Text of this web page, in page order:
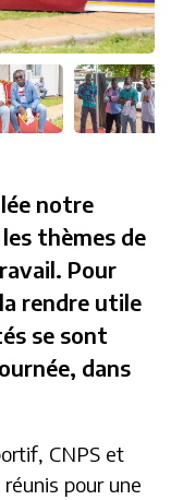
notre
thèmes de
Pour
rendre utile
se sont
dans
CNPS et
pour une